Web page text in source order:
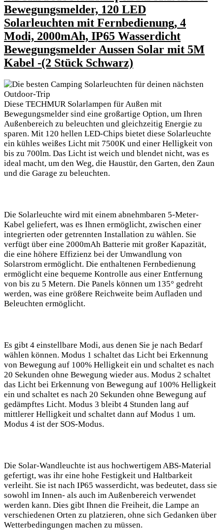
Bewegungsmelder, 120 LED
Solarleuchten mit Fernbedienung, 4
Modi, 2000mAh, IP65 Wasserdicht
Bewegungsmelder ⁣Aussen Solar mit 5M
Kabel -(2 Stück Schwarz)
Diese TECHMUR ⁢Solarlampen für Außen mit
Bewegungsmelder sind eine großartige Option, um Ihren
Außenbereich zu beleuchten und gleichzeitig Energie zu
sparen. Mit 120‌ hellen​ LED-Chips bietet diese Solarleuchte
ein kühles weißes Licht mit 7500K und einer Helligkeit von
bis zu 700lm. Das Licht⁢ ist weich und blendet nicht, was es
ideal macht, ‌um den Weg, die Haustür, den ⁤Garten, den Zaun
und die Garage zu ​beleuchten.
Die Solarleuchte wird mit einem abnehmbaren 5-Meter-
Kabel geliefert, was ‍es Ihnen ⁣ermöglicht, zwischen einer
⁣integrierten oder getrennten Installation zu wählen. Sie
verfügt über eine 2000mAh Batterie mit großer Kapazität,
die⁤ eine höhere Effizienz bei der Umwandlung von
Solarstrom ermöglicht. Die enthaltenen Fernbedienung
ermöglicht eine bequeme Kontrolle aus einer Entfernung
von bis zu 5⁢ Metern. Die Panels können um 135° gedreht
werden, was eine größere Reichweite ⁣beim Aufladen ⁤und
Beleuchten ermöglicht.
Es gibt 4 einstellbare Modi, aus denen Sie je ⁢nach⁣ Bedarf
wählen können. Modus 1 schaltet das Licht bei Erkennung
von Bewegung auf 100% Helligkeit ein und schaltet es nach
20 Sekunden ohne Bewegung wieder aus. Modus 2 schaltet
das Licht bei Erkennung von Bewegung auf 100% ‌Helligkeit
ein und schaltet es nach⁢ 20 Sekunden ohne Bewegung auf
gedämpftes Licht. Modus 3 bleibt 4 Stunden lang auf
mittlerer ⁢Helligkeit und schaltet dann auf Modus 1 um.
Modus 4 ist der SOS-Modus.
Die Solar-Wandleuchte ist aus hochwertigem ABS-Material⁢
gefertigt, was ihr eine hohe Festigkeit ⁢und Haltbarkeit
verleiht. Sie⁣ ist nach IP65 wasserdicht, was bedeutet, ‌dass ​sie
sowohl⁢ im Innen- als auch im Außenbereich verwendet
werden kann. Dies gibt Ihnen die Freiheit, die Lampe an
⁢verschiedenen Orten zu platzieren, ohne sich Gedanken über
Wetterbedingungen machen zu müssen.